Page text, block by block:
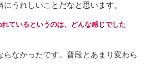
にうれしいことだなと思います。
れているというのは、どんな感じでした
なかったです。普段とあまり変わら